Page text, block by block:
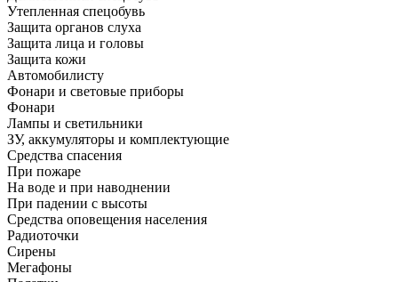
Утепленная спецобувь
Защита органов слуха
Защита лица и головы
Защита кожи
Автомобилисту
Фонари и световые приборы
Фонари
Лампы и светильники
ЗУ, аккумуляторы и комплектующие
Средства спасения
При пожаре
На воде и при наводнении
При падении с высоты
Средства оповещения населения
Радиоточки
Сирены
Мегафоны